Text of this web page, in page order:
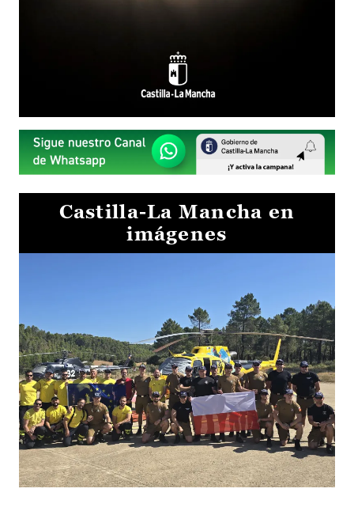
Castilla-La Mancha en
imágenes